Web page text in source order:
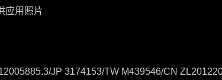
应用照片
JP 3174153/TW M439546/CN